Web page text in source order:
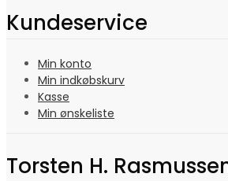
Kundeservice
Min konto
Min indkøbskurv
Kasse
Min ønskeliste
Torsten H.